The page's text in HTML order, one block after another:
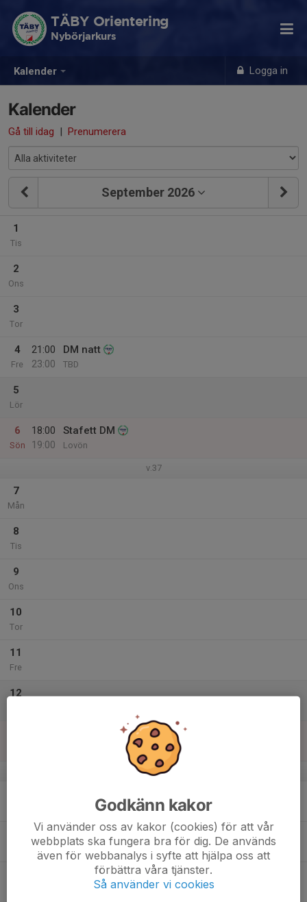
Kalender Logga in
TÄBY Orientering
Nybörjarkurs
Kalender
Gå till idag | Prenumerera
September 2026
1
Tis
2
Ons
3
Tor
4
Fre
21:00
23:00
DM natt
TBD
5
Lör
6
Sön
18:00
19:00
Stafett DM
Lovön
v.37
7
Mån
8
Tis
9
Ons
10
Tor
11
Fre
12
Järfällamedeln
v.38
Godkänn kakor
Vi använder oss av kakor (cookies) för att vår
webbplats ska fungera bra för dig. De används
även för webbanalys i syfte att hjälpa oss att
förbättra våra tjänster.
Så använder vi cookies